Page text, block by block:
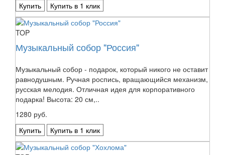
Купить
Купить в 1 клик
TOP
Музыкальный собор "Россия"
Музыкальный собор - подарок, который никого не оставит
равнодушным. Ручная роспись, вращающийся механизм,
русская мелодия. Отличная идея для корпоративного
подарка! Высота: 20 см,..
1280 руб.
Купить
Купить в 1 клик